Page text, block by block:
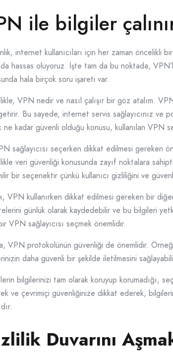
ile bilgiler
internet kullanıcıları için her zaman öncelikli
hassas oluyoruz. İşte tam da bu noktada,
hala birçok soru işareti var.
VPN nedir ve nasıl çalışır bir göz atalım.
Bu sayede, internet servis sağlayıcınız ve
ne kadar güvenli olduğu konusu, kullanılan VPN
sağlayıcısı seçerken dikkat edilmesi gereken
veri güvenliği konusunda zayıf noktalara
bir seçenektir çünkü kullanıcı gizliliğini ve
VPN kullanırken dikkat edilmesi gereken bir
günlük olarak kaydedebilir ve bu bilgileri
VPN sağlayıcısı seçmek önemlidir.
VPN protokolünün güvenliği de önemlidir.
daha güvenli bir şekilde iletilmesini
bilgilerinizi tam olarak koruyup korumadığı,
ve çevrimiçi güvenliğinize dikkat ederek,
Duvarını